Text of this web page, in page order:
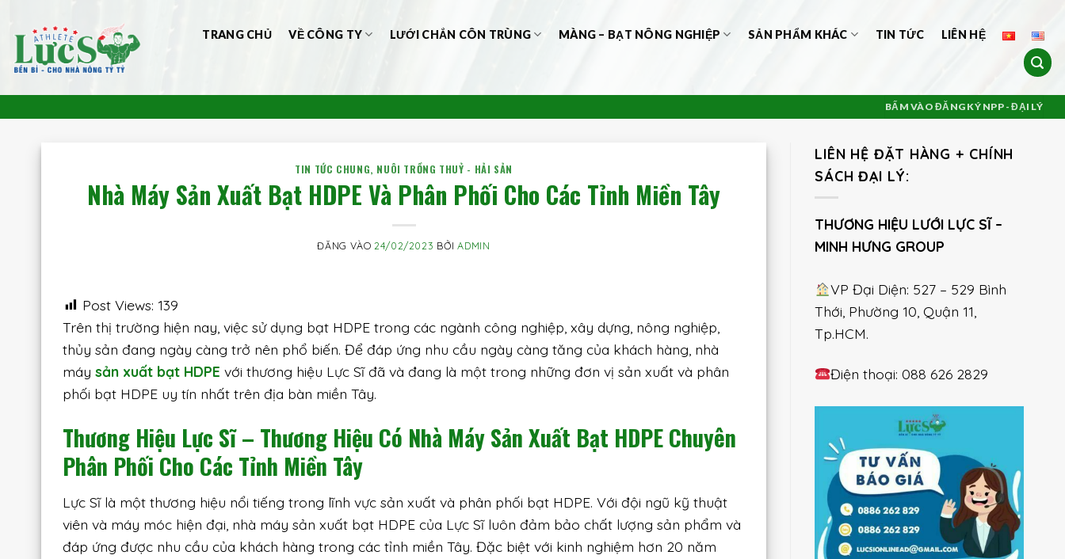
qua
dung
TRANG CHỦ VỀ CÔNG TY LƯỚI CHẮN CÔN TRÙNG MÀNG – BẠT NÔNG NGHIỆP SẢN PHẨM KHÁC TIN TỨC LIÊN HỆ
BẤM VÀO ĐĂNG KÝ NPP - ĐẠI LÝ
TIN TỨC CHUNG, NUÔI TRỒNG THUỶ - HẢI SẢN
Nhà Máy Sản Xuất Bạt HDPE Và Phân Phối Cho Các Tỉnh Miền Tây
ĐĂNG VÀO24/02/2023 BỞIADMIN
Post Views: 139
Trên thị trường hiện nay, việc sử dụng bạt HDPE trong các ngành công nghiệp, xây dựng, nông nghiệp,
thủy sản đang ngày càng trở nên phổ biến. Để đáp ứng nhu cầu ngày càng tăng của khách hàng, nhà
máy sản xuất bạt HDPE với thương hiệu Lực Sĩ đã và đang là một trong những đơn vị sản xuất và phân
phối bạt HDPE uy tín nhất trên địa bàn miền Tây.
Thương Hiệu Lực Sĩ – Thương Hiệu Có Nhà Máy Sản Xuất Bạt HDPE Chuyên
Phân Phối Cho Các Tỉnh Miền Tây
Lực Sĩ là một thương hiệu nổi tiếng trong lĩnh vực sản xuất và phân phối bạt HDPE. Với đội ngũ kỹ thuật
viên và máy móc hiện đại, nhà máy sản xuất bạt HDPE của Lực Sĩ luôn đảm bảo chất lượng sản phẩm và
đáp ứng được nhu cầu của khách hàng trong các tỉnh miền Tây. Đặc biệt với kinh nghiệm hơn 20 năm
LIÊN HỆ ĐẶT HÀNG + CHÍNH
SÁCH ĐẠI LÝ:
THƯƠNG HIỆU LƯỚI LỰC SĨ –
MINH HƯNG GROUP
VP Đại Diện: 527 – 529 Bình
Thới, Phường 10, Quận 11,
Tp.HCM.
Điện thoại: 088 626 2829